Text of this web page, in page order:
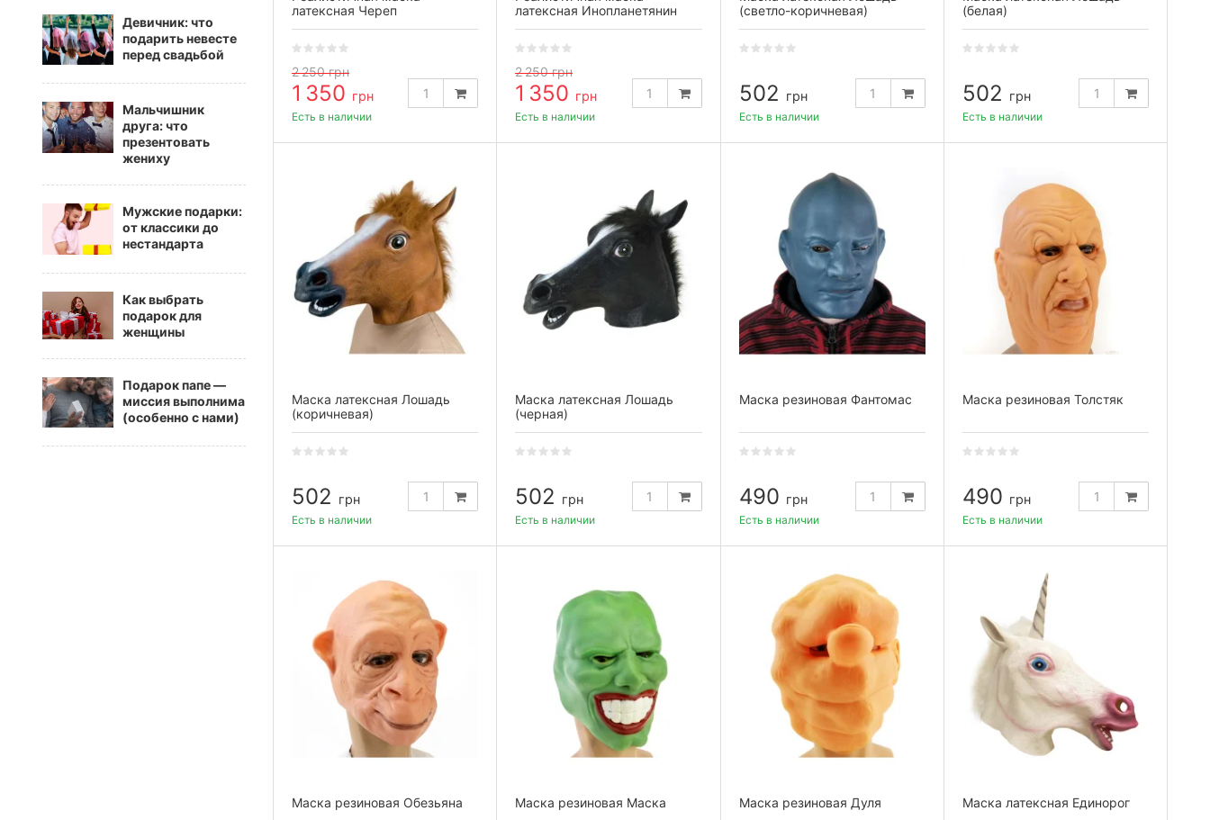
латексная Череп
2 250грн
1 350 грн
Есть в наличии
латексная Инопланетянин
2 250грн
1 350 грн
Есть в наличии
(светло-коричневая)
502 грн
Есть в наличии
(белая)
502 грн
Есть в наличии
Маска латексная Лошадь
(коричневая)
502 грн
Есть в наличии
Маска латексная Лошадь
(черная)
502 грн
Есть в наличии
Маска резиновая Фантомас
490 грн
Есть в наличии
Маска резиновая Толстяк
490 грн
Есть в наличии
Маска резиновая Обезьяна Маска резиновая Маска Маска резиновая Дуля Маска латексная Единорог
Девичник: что
подарить невесте
перед свадьбой
Мальчишник
друга: что
презентовать
жениху
Мужские подарки:
от классики до
нестандарта
Как выбрать
подарок для
женщины
Подарок папе —
миссия выполнима
(особенно с нами)